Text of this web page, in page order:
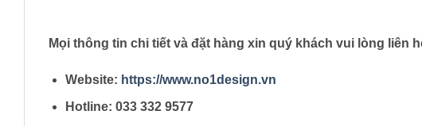
Mọi thông tin chi tiết và đặt hàng xin quý khách vui lòng liên
Website: https://www.no1design.vn
Hotline: 033 332 9577